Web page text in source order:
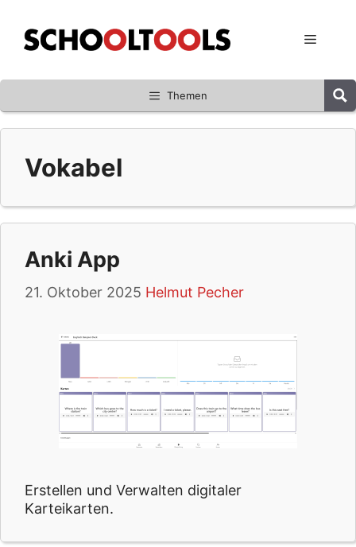
Inhalt
springen
Menü
Themen
Vokabel
Anki App
21. Oktober 2025 Helmut Pecher
Erstellen und Verwalten digitaler
Karteikarten.